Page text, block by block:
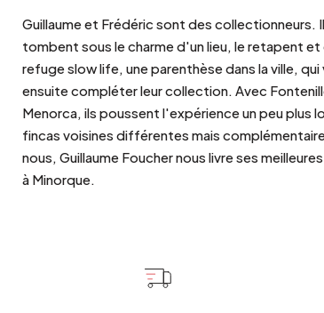
Guillaume et Frédéric sont des collectionneurs.
tombent sous le charme d'un lieu, le retapent et
refuge slow life, une parenthèse dans la ville, qui
ensuite compléter leur collection. Avec
Menorca, ils poussent l'expérience un peu plus
fincas voisines différentes mais
nous, Guillaume Foucher nous livre ses
à Minorque.